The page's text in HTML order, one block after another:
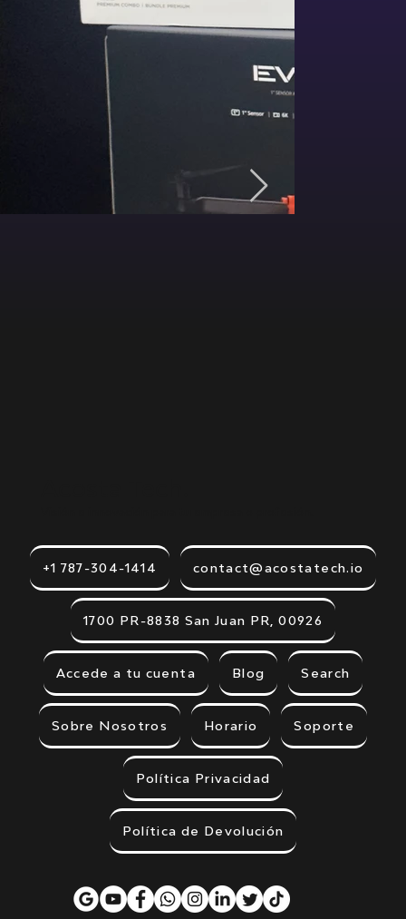
+1 787-304-1414 contact@acostatech.io
1700 PR-8838 San Juan PR, 00926
Accede a tu cuenta Blog Search
Sobre Nosotros Horario Soporte
Política Privacidad
Política de Devolución